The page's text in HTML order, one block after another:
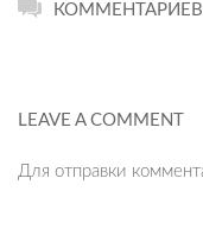
КОММЕНТАРИЕВ
LEAVE A COMMENT
Для отправки